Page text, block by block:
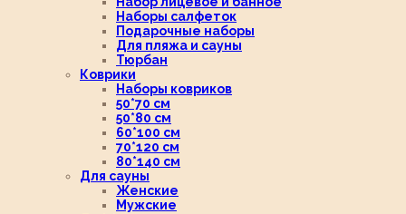
Наборы салфеток
Подарочные наборы
Для пляжа и сауны
Тюрбан
Коврики
Наборы ковриков
50*70 см
50*80 см
60*100 см
70*120 см
80*140 см
Для сауны
Женские
Мужские